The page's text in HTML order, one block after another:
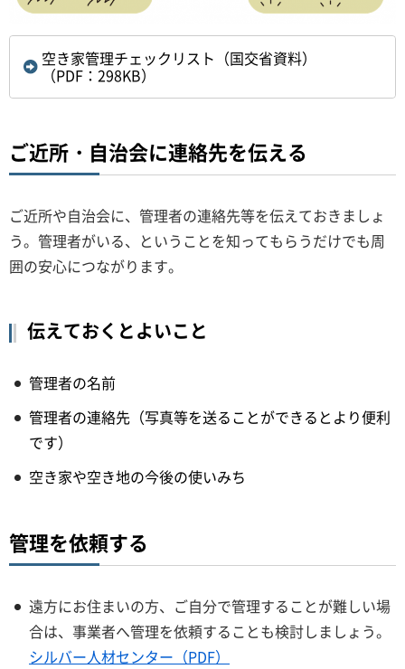
空き家管理チェックリスト（国交省資料）
（PDF：298KB）
ご近所・自治会に連絡先を伝える
ご近所や自治会に、管理者の連絡先等を伝えておきましょ
う。管理者がいる、ということを知ってもらうだけでも周
囲の安心につながります。
伝えておくとよいこと
管理者の名前
管理者の連絡先（写真等を送ることができるとより便利
です）
空き家や空き地の今後の使いみち
管理を依頼する
遠方にお住まいの方、ご自分で管理することが難しい場
合は、事業者へ管理を依頼することも検討しましょう。
シルバー人材センター（PDF）